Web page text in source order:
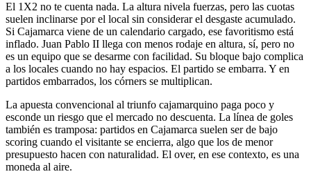
El 1X2 no te cuenta nada. La altura nivela fuerzas, pero las cuotas
suelen inclinarse por el local sin considerar el desgaste acumulado.
Si Cajamarca viene de un calendario cargado, ese favoritismo está
inflado. Juan Pablo II llega con menos rodaje en altura, sí, pero no
es un equipo que se desarme con facilidad. Su bloque bajo complica
a los locales cuando no hay espacios. El partido se embarra. Y en
partidos embarrados, los córners se multiplican.
La apuesta convencional al triunfo cajamarquino paga poco y
esconde un riesgo que el mercado no descuenta. La línea de goles
también es tramposa: partidos en Cajamarca suelen ser de bajo
scoring cuando el visitante se encierra, algo que los de menor
presupuesto hacen con naturalidad. El over, en ese contexto, es una
moneda al aire.